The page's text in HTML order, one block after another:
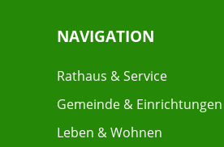
NAVIGATION
Rathaus & Service
Gemeinde & Einrichtungen
Leben & Wohnen